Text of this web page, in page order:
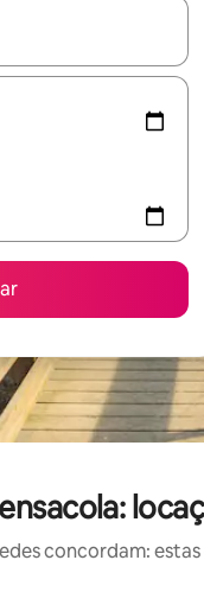
disponíveis,
concordam: